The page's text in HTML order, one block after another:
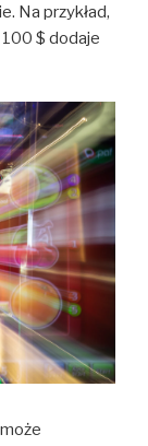
Na przykład,
$ dodaje